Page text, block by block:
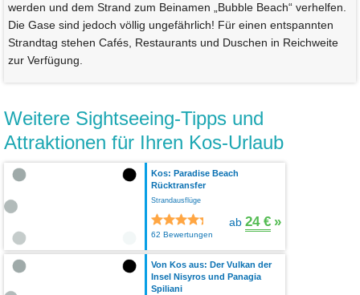
werden und dem Strand zum Beinamen „Bubble Beach“ verhelfen.
Die Gase sind jedoch völlig ungefährlich! Für einen entspannten
Strandtag stehen Cafés, Restaurants und Duschen in Reichweite
zur Verfügung.
Weitere Sightseeing-Tipps und
Attraktionen für Ihren Kos-Urlaub
Kos: Paradise Beach
Rücktransfer
Strandausflüge
62 Bewertungen
ab 24 € »
Von Kos aus: Der Vulkan der
Insel Nisyros und Panagia
Spiliani